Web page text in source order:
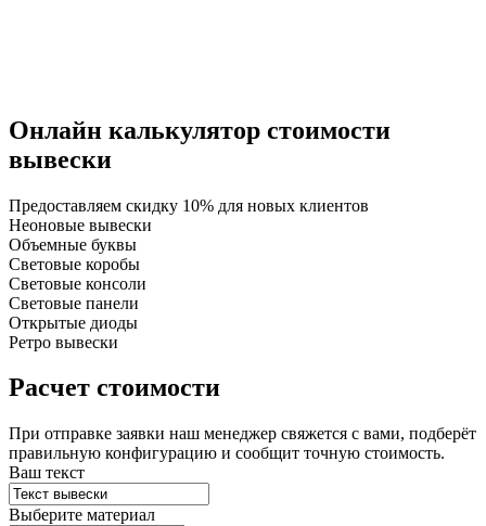
Онлайн калькулятор стоимости
вывески
Предоставляем скидку 10% для новых клиентов
Неоновые вывески
Объемные буквы
Световые коробы
Световые консоли
Световые панели
Открытые диоды
Ретро вывески
Расчет стоимости
При отправке заявки наш менеджер свяжется с вами, подберёт
правильную конфигурацию и сообщит точную стоимость.
Ваш текст
Выберите материал